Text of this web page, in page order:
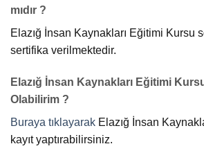
mıdır ?
Elazığ İnsan Kaynakları Eğitimi Kursu
sertifika verilmektedir.
Elazığ İnsan Kaynakları Eğitimi
Olabilirim ?
Buraya tıklayarak Elazığ İnsan
kayıt yaptırabilirsiniz.